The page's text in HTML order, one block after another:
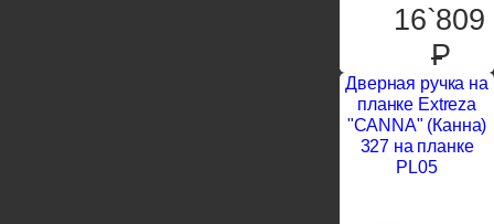
16`809
P
Дверная ручка на
планке Extreza
"CANNA" (Канна)
327 на планке
PL05